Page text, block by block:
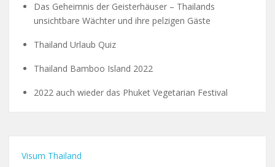
Das Geheimnis der Geisterhäuser – Thailands
unsichtbare Wächter und ihre pelzigen Gäste
Thailand Urlaub Quiz
Thailand Bamboo Island 2022
2022 auch wieder das Phuket Vegetarian Festival
Visum Thailand